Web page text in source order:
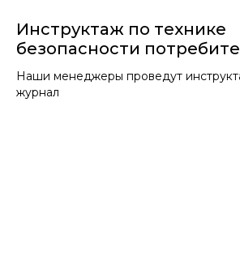
Инструктаж по технике
безопасности
Наши менеджеры проведут
журнал